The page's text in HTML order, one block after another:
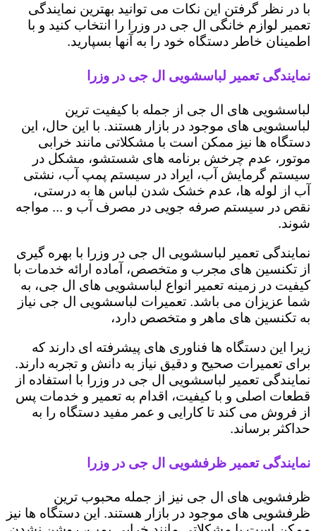
با در نظر گرفتن این نکات می توانید بهترین نمایندگی
تعمیر لوازم خانگی ال جی در وزرا را انتخاب کنید و با
اطمینان خاطر دستگاه خود را به آنها بسپارید.
نمایندگی تعمیر لباسشویی ال جی در وزرا
لباسشویی های ال جی از جمله با کیفیت ترین
لباسشویی های موجود در بازار هستند. با این حال، این
دستگاه ها نیز ممکن است با مشکلاتی مانند خرابی
موتور، عدم چرخش برنامه های شستشو، مشکل در
سیستم گرمایش آب، ایراد در سیستم پمپ آب، نشتی
آب از لوله ها، عدم خشک شدن لباس ها به درستی،
نقص در سیستم صرفه جویی در مصرف آب و ... مواجه
شوند.
نمایندگی تعمیر لباسشویی ال جی در وزرا با بهره گیری
از تکنسین های مجرب و متخصص، آماده ارائه خدمات با
کیفیت در زمینه تعمیر انواع لباسشویی های ال جی، به
شما عزیزان می باشد. تعمیرات لباسشویی ال جی نیاز
به تکنسین های ماهر و متخصص دارد،
زیرا این دستگاه ها فناوری های پیشرفته ای دارند که
برای تعمیرات صحیح و دقیق نیاز به دانش و تجربه دارند.
نمایندگی تعمیر لباسشویی ال جی در وزرا با استفاده از
قطعات اصلی و با کیفیت، اقدام به تعمیر و خدمات پس
از فروش می کند تا کارایی و عمر مفید دستگاه را به
حداکثر برساند.
نمایندگی تعمیر ظرفشویی ال جی در وزرا
ظرفشویی های ال جی نیز از جمله محبوب ترین
ظرفشویی های موجود در بازار هستند. این دستگاه ها نیز